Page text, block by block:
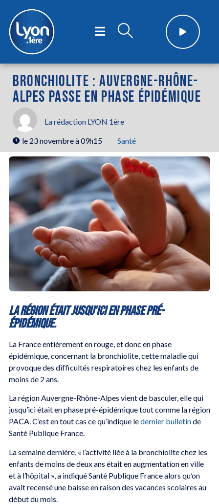
BRONCHIOLITE : AUVERGNE-RHÔNE-
ALPES PASSE EN PHASE ÉPIDÉMIQUE
La rédaction LYON 1ère
le 23 novembre à 09h15 Santé
La région était jusqu’ici en phase pré-
épidémique.
La France entièrement en rouge, et donc en phase
épidémique, concernant la bronchiolite, cette maladie qui
provoque des difficultés respiratoires chez les enfants de
moins de 2 ans.
La région Auvergne-Rhône-Alpes vient de basculer, elle qui
jusqu’ici était en phase pré-épidémique tout comme la région
PACA. C’est en tout cas ce qu’indique ledernier bulletinde
Santé Publique France.
La semaine dernière, « l’activité liée à la bronchiolite chez les
enfants de moins de deux ans était en augmentation en ville
et à l’hôpital », a indiqué Santé Publique France alors qu’on
avait recensé une baisse en raison des vacances scolaires au
début du mois.